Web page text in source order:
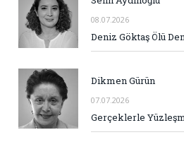
08.07.2026
Deniz Göktaş Ölü
Dikmen Gürün
07.07.2026
Gerçeklerle